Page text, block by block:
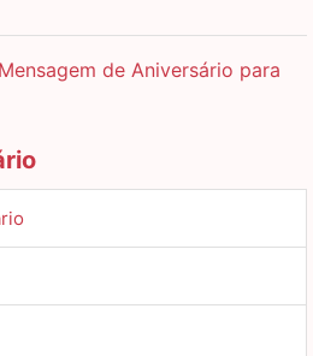
de Aniversário para